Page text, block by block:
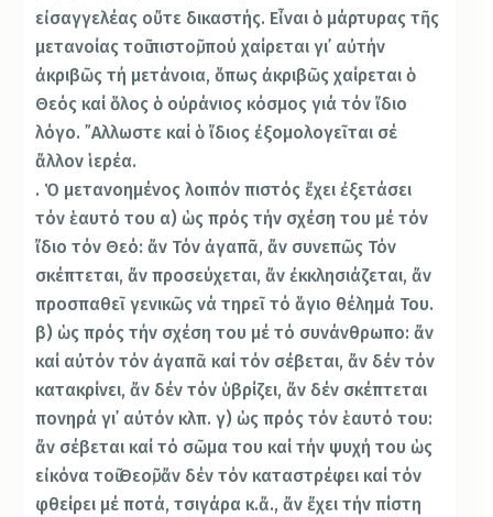
εἰσαγγελέας οὔτε δικαστής. Εἶναι ὁ μάρτυρας τῆς
μετανοίας τοῦ πιστοῦ, πού χαίρεται γι᾽ αὐτήν
ἀκριβῶς τή μετάνοια, ὅπως ἀκριβῶς χαίρεται ὁ
Θεός καί ὅλος ὁ οὐράνιος κόσμος γιά τόν ἴδιο
λόγο. ῎Αλλωστε καί ὁ ἴδιος ἐξομολογεῖται σέ
ἄλλον ἱερέα.
. Ὁ μετανοημένος λοιπόν πιστός ἔχει ἐξετάσει
τόν ἑαυτό του α) ὡς πρός τήν σχέση του μέ τόν
ἴδιο τόν Θεό: ἄν Τόν ἀγαπᾶ, ἄν συνεπῶς Τόν
σκέπτεται, ἄν προσεύχεται, ἄν ἐκκλησιάζεται, ἄν
προσπαθεῖ γενικῶς νά τηρεῖ τό ἅγιο θέλημά Του.
β) ὡς πρός τήν σχέση του μέ τό συνάνθρωπο: ἄν
καί αὐτόν τόν ἀγαπᾶ καί τόν σέβεται, ἄν δέν τόν
κατακρίνει, ἄν δέν τόν ὑβρίζει, ἄν δέν σκέπτεται
πονηρά γι᾽ αὐτόν κλπ. γ) ὡς πρός τόν ἑαυτό του:
ἄν σέβεται καί τό σῶμα του καί τήν ψυχή του ὡς
εἰκόνα τοῦ Θεοῦ, ἄν δέν τόν καταστρέφει καί τόν
φθείρει μέ ποτά, τσιγάρα κ.ἄ., ἄν ἔχει τήν πίστη